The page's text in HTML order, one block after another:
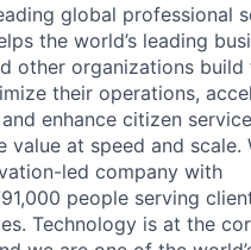
global professional
the world’s leading
other organizations build
their operations,
enhance citizen
value at speed and scale.
led company with
people serving
Technology is at the